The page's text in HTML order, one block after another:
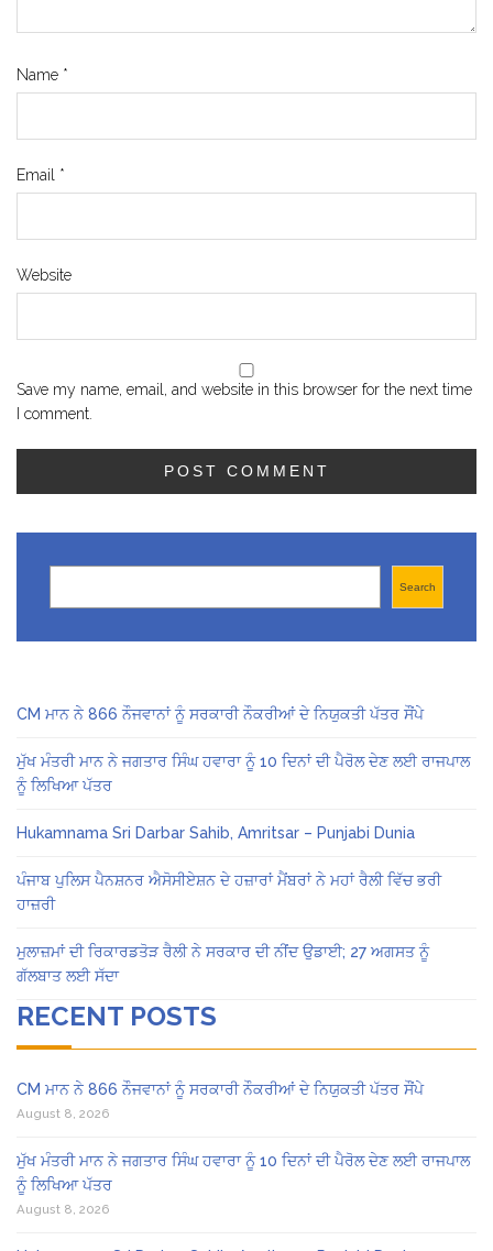
Name *
Email *
Website
Save my name, email, and website in this browser for the next time
I comment.
Search
CM ਮਾਨ ਨੇ 866 ਨੌਜਵਾਨਾਂ ਨੂੰ ਸਰਕਾਰੀ ਨੌਕਰੀਆਂ ਦੇ ਨਿਯੁਕਤੀ ਪੱਤਰ ਸੌਂਪੇ
ਮੁੱਖ ਮੰਤਰੀ ਮਾਨ ਨੇ ਜਗਤਾਰ ਸਿੰਘ ਹਵਾਰਾ ਨੂੰ 10 ਦਿਨਾਂ ਦੀ ਪੈਰੋਲ ਦੇਣ ਲਈ ਰਾਜਪਾਲ
ਨੂੰ ਲਿਖਿਆ ਪੱਤਰ
Hukamnama Sri Darbar Sahib, Amritsar – Punjabi Dunia
ਪੰਜਾਬ ਪੁਲਿਸ ਪੈਨਸ਼ਨਰ ਐਸੋਸੀਏਸ਼ਨ ਦੇ ਹਜ਼ਾਰਾਂ ਮੈਂਬਰਾਂ ਨੇ ਮਹਾਂ ਰੈਲੀ ਵਿੱਚ ਭਰੀ
ਹਾਜ਼ਰੀ
ਮੁਲਾਜ਼ਮਾਂ ਦੀ ਰਿਕਾਰਡਤੋੜ ਰੈਲੀ ਨੇ ਸਰਕਾਰ ਦੀ ਨੀਂਦ ਉਡਾਈ; 27 ਅਗਸਤ ਨੂੰ
ਗੱਲਬਾਤ ਲਈ ਸੱਦਾ
RECENT POSTS
CM ਮਾਨ ਨੇ 866 ਨੌਜਵਾਨਾਂ ਨੂੰ ਸਰਕਾਰੀ ਨੌਕਰੀਆਂ ਦੇ ਨਿਯੁਕਤੀ ਪੱਤਰ ਸੌਂਪੇ
August 8, 2026
ਮੁੱਖ ਮੰਤਰੀ ਮਾਨ ਨੇ ਜਗਤਾਰ ਸਿੰਘ ਹਵਾਰਾ ਨੂੰ 10 ਦਿਨਾਂ ਦੀ ਪੈਰੋਲ ਦੇਣ ਲਈ ਰਾਜਪਾਲ
ਨੂੰ ਲਿਖਿਆ ਪੱਤਰ
August 8, 2026